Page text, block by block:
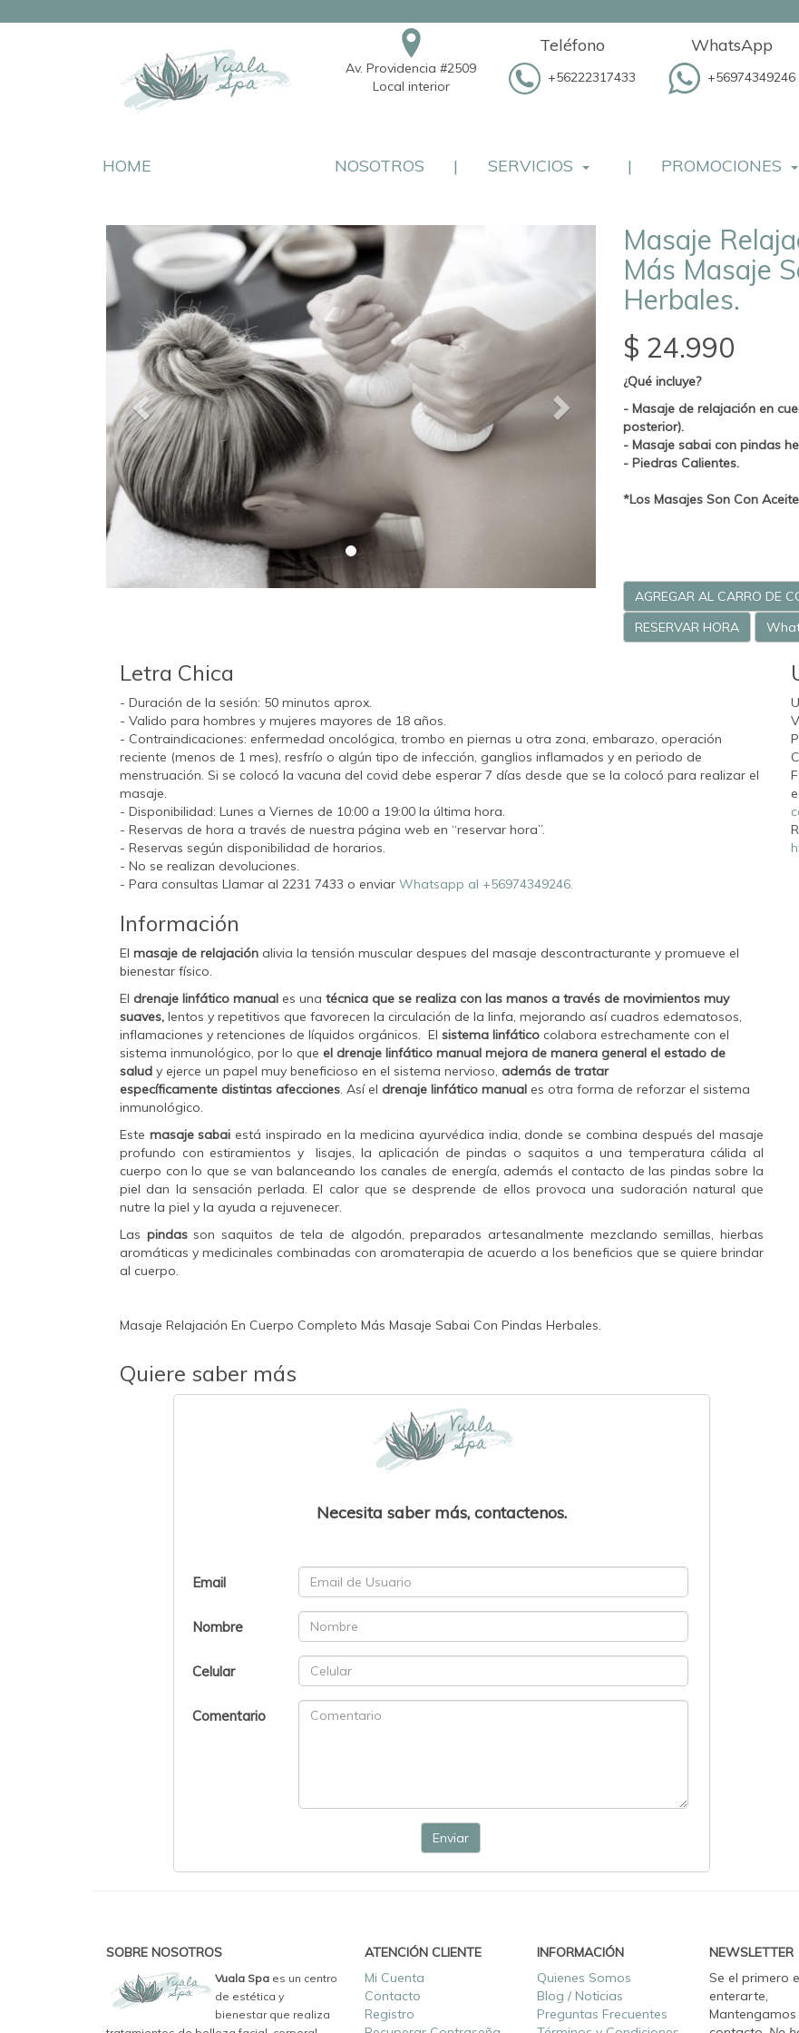
Av. Providencia #2509
Local interior
Teléfono
+56222317433
WhatsApp
+56974349246
HOME NOSOTROS | SERVICIOS | PROMOCIONES
Masaje
Más Masaje
Herbales.
$ 24.990
¿Qué incluye?
- Masaje de relajación en
posterior).
- Masaje sabai con pindas
- Piedras Calientes.
*Los Masajes Son Con
AGREGAR AL CARRO DE
RESERVAR HORA
Letra Chica
- Duración de la sesión: 50 minutos aprox.
- Valido para hombres y mujeres mayores de 18 años.
- Contraindicaciones: enfermedad oncológica, trombo en piernas u otra zona, embarazo, operación
reciente (menos de 1 mes), resfrío o algún tipo de infección, ganglios inflamados y en periodo de
menstruación. Si se colocó la vacuna del covid debe esperar 7 días desde que se la colocó para realizar el
masaje.
- Disponibilidad: Lunes a Viernes de 10:00 a 19:00 la última hora.
- Reservas de hora a través de nuestra página web en “reservar hora”.
- Reservas según disponibilidad de horarios.
- No se realizan devoluciones.
- Para consultas Llamar al 2231 7433 o enviar Whatsapp al +56974349246.
Información
El masaje de relajación alivia la tensión muscular despues del masaje descontracturante y promueve el
bienestar físico.
El drenaje linfático manual es una técnica que se realiza con las manos a través de movimientos muy
suaves, lentos y repetitivos que favorecen la circulación de la linfa, mejorando así cuadros edematosos,
inflamaciones y retenciones de líquidos orgánicos. El sistema linfático colabora estrechamente con el
sistema inmunológico, por lo que el drenaje linfático manual mejora de manera general el estado de
salud y ejerce un papel muy beneficioso en el sistema nervioso, además de tratar
específicamente distintas afecciones . Así el drenaje linfático manual es otra forma de reforzar el sistema
inmunológico.
Este masaje sabai está inspirado en la medicina ayurvédica india, donde se combina después del masaje
profundo con estiramientos y lisajes, la aplicación de pindas o saquitos a una temperatura cálida al
cuerpo con lo que se van balanceando los canales de energía, además el contacto de las pindas sobre la
piel dan la sensación perlada. El calor que se desprende de ellos provoca una sudoración natural que
nutre la piel y la ayuda a rejuvenecer.
Las pindas son saquitos de tela de algodón, preparados artesanalmente mezclando semillas, hierbas
aromáticas y medicinales combinadas con aromaterapia de acuerdo a los beneficios que se quiere brindar
al cuerpo.
Masaje Relajación En Cuerpo Completo Más Masaje Sabai Con Pindas Herbales.
Quiere saber más
Necesita saber más, contactenos.
Email
Nombre
Celular
Comentario
Enviar
SOBRE NOSOTROS
Vuala Spa es un centro
de estética y
bienestar que realiza
ATENCIÓN CLIENTE
Mi Cuenta
Contacto
Registro
INFORMACIÓN
Quienes Somos
Blog / Noticias
Preguntas Frecuentes
NEWSLETTER
Se el primero
enterarte,
Mantengamos